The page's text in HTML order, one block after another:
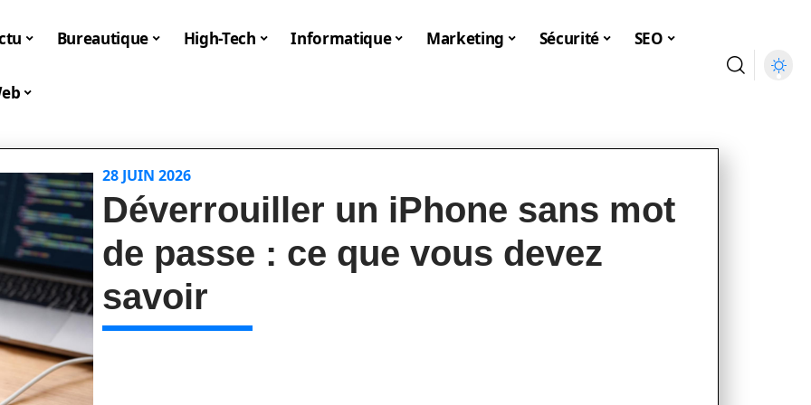
Bureautique High-Tech Informatique Marketing Sécurité SEO
28 JUIN 2026
Déverrouiller un iPhone sans mot
de passe : ce que vous devez
savoir